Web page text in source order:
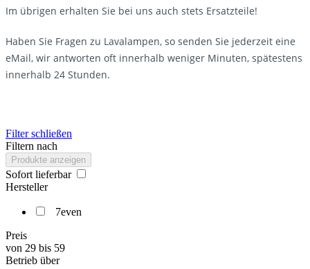
Im übrigen erhalten Sie bei uns auch stets Ersatzteile!
Haben Sie Fragen zu Lavalampen, so senden Sie jederzeit eine
eMail, wir antworten oft innerhalb weniger Minuten, spätestens
innerhalb 24 Stunden.
Filter schließen
Filtern nach
Produkte anzeigen
Sofort lieferbar
Hersteller
7even
Preis
von 29 bis 59
Betrieb über